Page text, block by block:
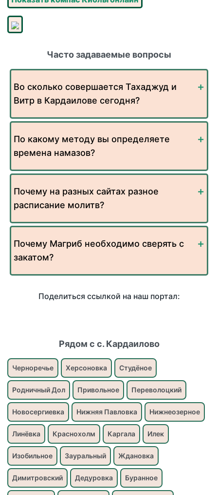
Часто задаваемые вопросы
Во сколько совершается Тахаджуд и
Витр в Кардаилове сегодня?
По какому методу вы определяете
времена намазов?
Почему на разных сайтах разное
расписание молитв?
Почему Магриб необходимо сверять с
закатом?
Поделиться ссылкой на наш портал:
Рядом с с. Кардаилово
Черноречье Херсоновка Студёное
Родничный Дол Привольное Переволоцкий
Новосергиевка Нижняя Павловка Нижнеозерное
Линёвка Краснохолм Каргала Илек
Изобильное Зауральный Ждановка
Димитровский Дедуровка Буранное